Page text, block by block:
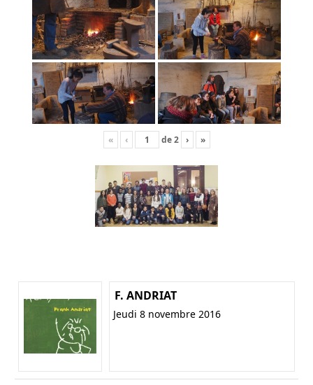
« ‹ de2 › »
F. ANDRIAT
Jeudi 8 novembre 2016